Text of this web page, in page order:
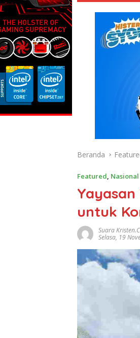
Beranda
Featured, Nasional
untuk
Suara
Selasa, 19